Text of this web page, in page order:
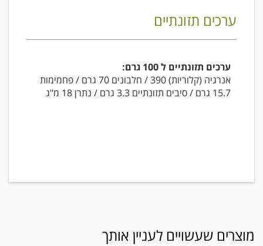
ערכים תזונתיים
ערכים תזונתיים ל 100 גרם:
אנרגיה (קלוריות) 390 / חלבונים 70 גרם / פחמימות
15.7 גרם / סיבים תזונתיים 3.3 גרם / נתרן 18 מ"ג
מוצרים שעשויים לעניין אותך